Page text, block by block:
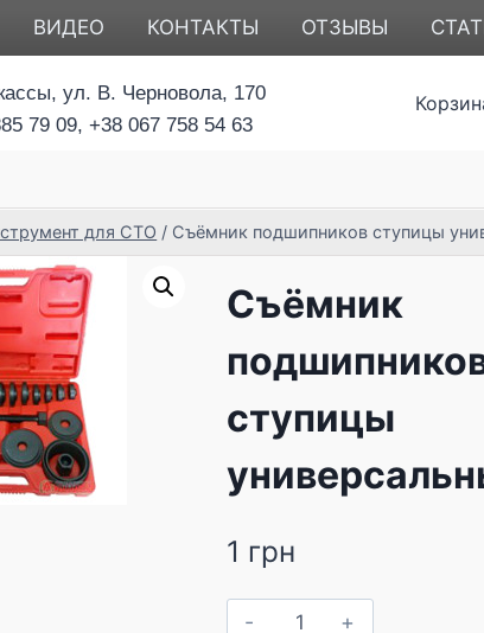
ВИДЕО КОНТАКТЫ ОТЗЫВЫ
ул. В. Черновола, 170
79 09, +38 067 758 54 63
для СТО / Съёмник подшипников ступицы
Съёмник
ступицы
1 грн
Количество